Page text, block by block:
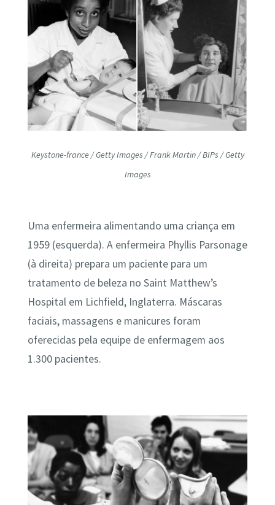
Keystone-france / Getty Images /Frank Martin / BIPs / Getty
Images
Uma enfermeira alimentando uma criança em
1959 (esquerda). A enfermeira Phyllis Parsonage
(à direita) prepara um paciente para um
tratamento de beleza no Saint Matthew’s
Hospital em Lichfield, Inglaterra. Máscaras
faciais, massagens e manicures foram
oferecidas pela equipe de enfermagem aos
1.300 pacientes.